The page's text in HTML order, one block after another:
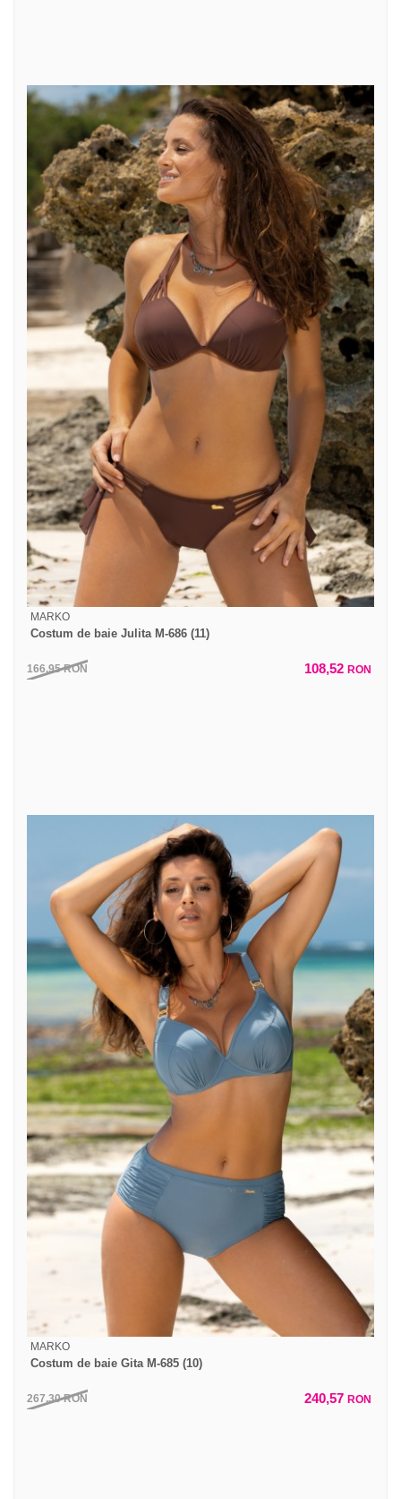
MARKO
Costum de baie Julita M-686 (11)
166,95RON 108,52 RON
MARKO
Costum de baie Gita M-685 (10)
267,30RON 240,57 RON